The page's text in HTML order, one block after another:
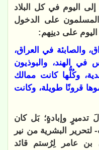
إلى اليوم في كل البلاد
على الدخول
اليوم على دينِهم:
والصابئة في العراق،
الهند، والبوذيون
وكُلُّها كانت ممالك
قرونًا طويلة، وكانت
تدميرٍ وإبادةٍ؛ بَل كان
لتحرير البشرية من نير
بن عامر لِرُستم قائد